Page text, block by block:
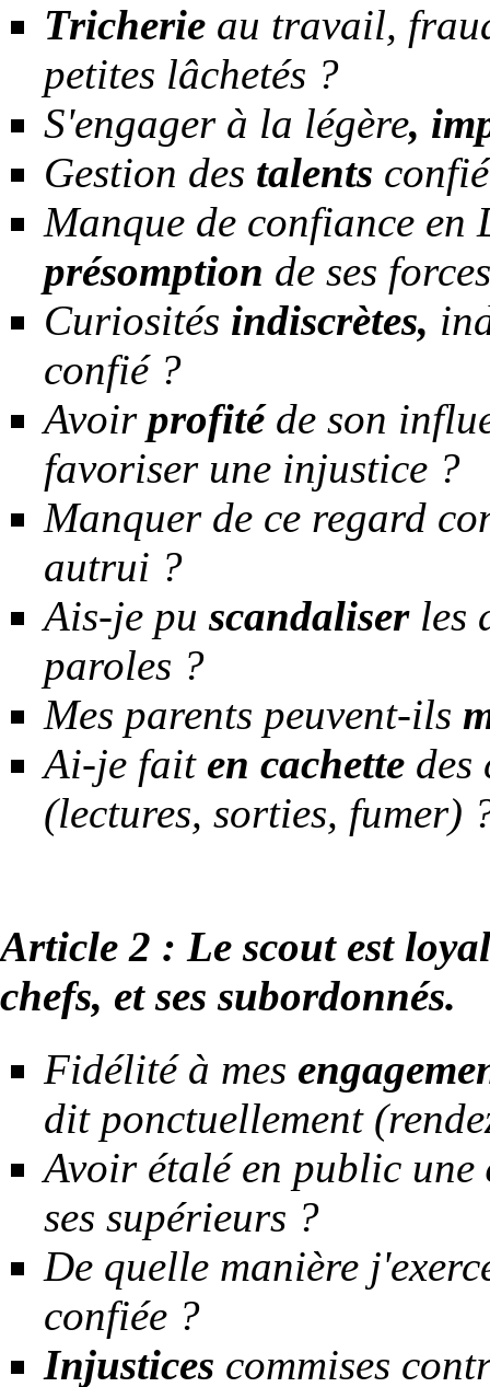
Tricherie au travail,
petites lâchetés ?
S'engager à la légère,
Gestion des talents
Manque de confiance en
présomption de ses
Curiosités indiscrètes,
confié ?
Avoirprofitéde son
favoriser une injustice ?
Manquer de ce regard
autrui ?
Ais-je puscandaliserles
paroles ?
Mes parents peuvent-ils
Ai-je fait en cachette des
(lectures, sorties, fumer)
Article 2 : Le scout est
chefs, et ses subordonnés.
Fidélité à mes
dit ponctuellement
Avoir étalé en public une
ses supérieurs ?
De quelle manière
confiée ?
Injustices commises